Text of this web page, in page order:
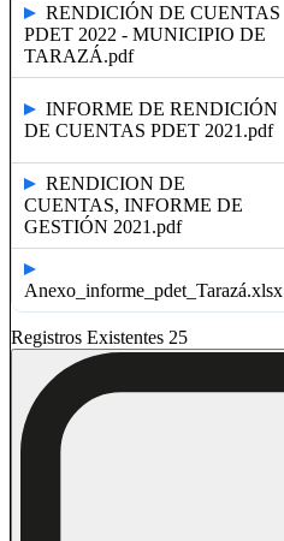
RENDICIÓN DE CUENTAS
PDET 2022 - MUNICIPIO DE
TARAZÁ.pdf
INFORME DE RENDICIÓN
DE CUENTAS PDET 2021.pdf
RENDICION DE
CUENTAS, INFORME DE
GESTIÓN 2021.pdf
Anexo_informe_pdet_Tarazá.xlsx
Registros Existentes 25